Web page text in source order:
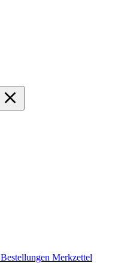
Bestellungen Merkzettel